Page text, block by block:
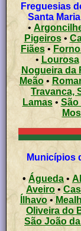
Freguesias do
Santa
•
Pigeiros•
Fiães•
• Lourosa
Nogueira da
Meão•
Travanca,
Lamas• São
Municípios
• Águeda •
Aveiro •
Ílhavo•
Oliveira do
São João